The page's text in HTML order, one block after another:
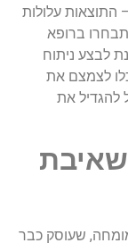
התוצאות עלולות
ברופא
לבצע ניתוח
לצמצם את
להגדיל את
שאיבת
שעוסק כבר